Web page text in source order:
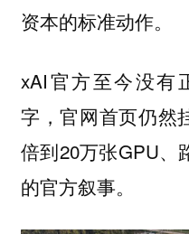
资本的标准动作。
xAI官方至今没有
字，官网首页仍然
倍到20万张GPU、
的官方叙事。